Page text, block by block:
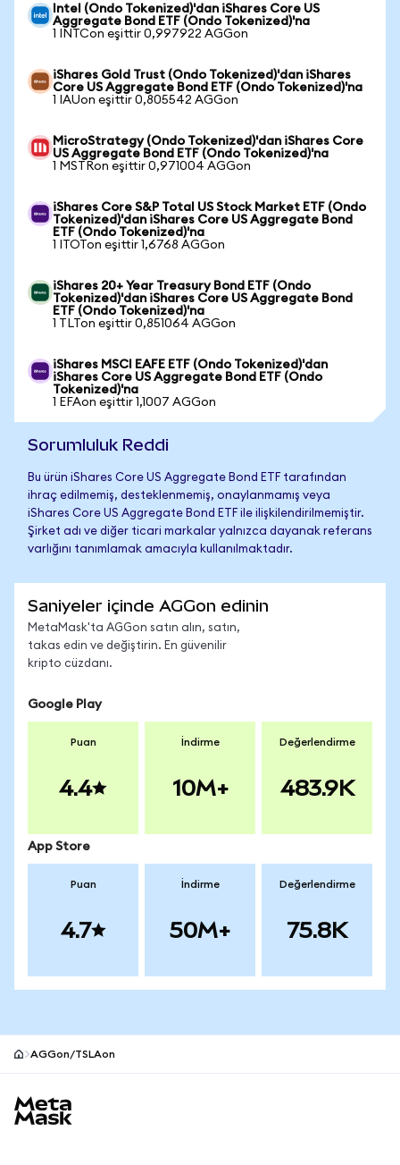
Intel (Ondo Tokenized)'dan iShares Core US
Aggregate Bond ETF (Ondo Tokenized)'na
1 INTCon eşittir 0,997922 AGGon
iShares Gold Trust (Ondo Tokenized)'dan iShares
Core US Aggregate Bond ETF (Ondo Tokenized)'na
1 IAUon eşittir 0,805542 AGGon
MicroStrategy (Ondo Tokenized)'dan iShares Core
US Aggregate Bond ETF (Ondo Tokenized)'na
1 MSTRon eşittir 0,971004 AGGon
iShares Core S&P Total US Stock Market ETF (Ondo
Tokenized)'dan iShares Core US Aggregate Bond
ETF (Ondo Tokenized)'na
1 ITOTon eşittir 1,6768 AGGon
iShares 20+ Year Treasury Bond ETF (Ondo
Tokenized)'dan iShares Core US Aggregate Bond
ETF (Ondo Tokenized)'na
1 TLTon eşittir 0,851064 AGGon
iShares MSCI EAFE ETF (Ondo Tokenized)'dan
iShares Core US Aggregate Bond ETF (Ondo
Tokenized)'na
1 EFAon eşittir 1,1007 AGGon
Sorumluluk Reddi
Bu ürün iShares Core US Aggregate Bond ETF tarafından
ihraç edilmemiş, desteklenmemiş, onaylanmamış veya
iShares Core US Aggregate Bond ETF ile ilişkilendirilmemiştir.
Şirket adı ve diğer ticari markalar yalnızca dayanak referans
varlığını tanımlamak amacıyla kullanılmaktadır.
Saniyeler içinde AGGon edinin
MetaMask'ta AGGon satın alın, satın,
takas edin ve değiştirin. En güvenilir
kripto cüzdanı.
Google Play
Puan
4.4
İndirme
10M+
Değerlendirme
483.9K
App Store
Puan
4.7
İndirme
50M+
Değerlendirme
75.8K
AGGon/TSLAon